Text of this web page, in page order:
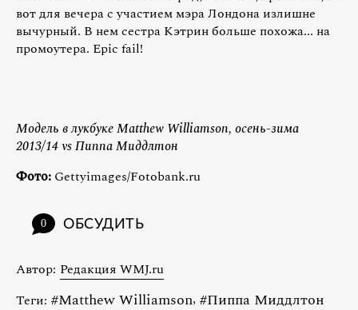
вот для вечера с участием мэра Лондона излишне
вычурный. В нем сестра Кэтрин больше похожа... на
промоутера. Epic fail!
Модель в лукбуке Matthew Williamson, осень-зима
2013/14 vs Пиппа Миддлтон
Фото: Gettyimages/Fotobank.ru
0 ОБСУДИТЬ
Автор: Редакция WMJ.ru
Теги: #Matthew Williamson, #Пиппа Миддлтон